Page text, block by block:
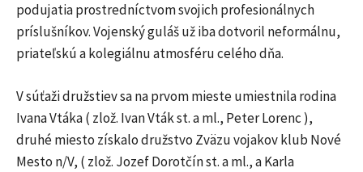
podujatia prostredníctvom svojich profesionálnych
príslušníkov. Vojenský guláš už iba dotvoril neformálnu,
priateľskú a kolegiálnu atmosféru celého dňa.
V súťaži družstiev sa na prvom mieste umiestnila rodina
Ivana Vtáka ( zlož. Ivan Vták st. a ml., Peter Lorenc ),
druhé miesto získalo družstvo Zväzu vojakov klub Nové
Mesto n/V, ( zlož. Jozef Dorotčín st. a ml., a Karla